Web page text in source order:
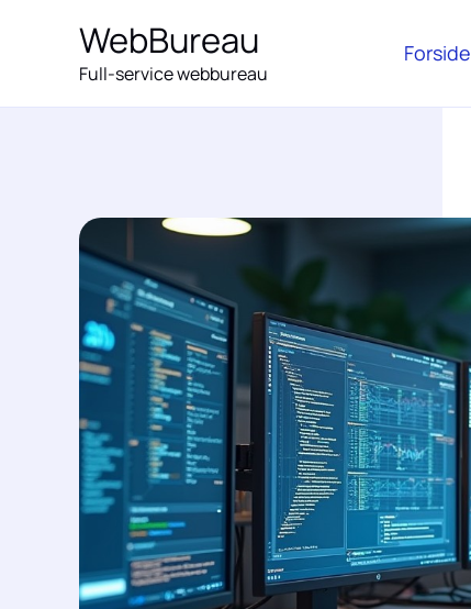
indholdet
WebBureau
Full-service webbureau
Forside